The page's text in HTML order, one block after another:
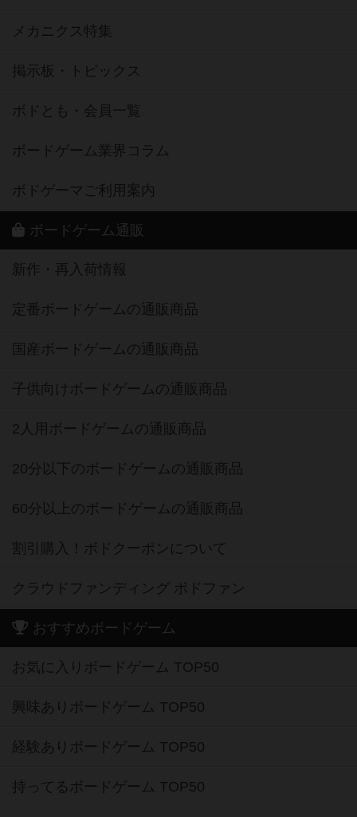
メカニクス特集
掲示板・トピックス
ボドとも・会員一覧
ボードゲーム業界コラム
ボドゲーマご利用案内
ボードゲーム通販
新作・再入荷情報
定番ボードゲームの通販商品
国産ボードゲームの通販商品
子供向けボードゲームの通販商品
2人用ボードゲームの通販商品
20分以下のボードゲームの通販商品
60分以上のボードゲームの通販商品
割引購入！ボドクーポンについて
クラウドファンディング ボドファン
おすすめボードゲーム
お気に入りボードゲーム TOP50
興味ありボードゲーム TOP50
経験ありボードゲーム TOP50
持ってるボードゲーム TOP50